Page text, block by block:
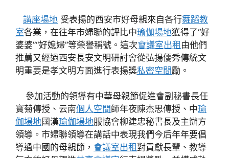
講座場地 受表揚的西安市好母親來自各行舞蹈教
室各業，在往年市婦聯的評比中瑜伽場地獲得了“好
婆婆”“好媳婦”等榮譽稱號。這次會議室出租 由他們
推薦又經過西安長安文明研討會從弘揚優秀傳統文
明重要是孝文明方面進行表揚獎私密空間勵。
參加活動的領導有中華母親節促進會副秘書長任
寶菊傳授、云南個人空間師年夜陳杰思傳授、中瑜
伽場地國漢瑜伽場地服協會柳建忠秘書長及主辦方
領導。市婦聯領導在講話中表現我們今后年年要倡
導過中國的母親節， 會議室出租對貢獻長輩、教導